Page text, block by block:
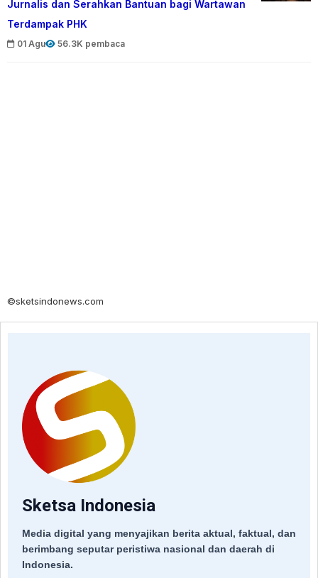
Jurnalis dan Serahkan Bantuan bagi Wartawan
Terdampak PHK
01 Agu 56.3K pembaca
©sketsindonews.com
Sketsa Indonesia
Media digital yang menyajikan berita aktual, faktual, dan
berimbang seputar peristiwa nasional dan daerah di
Indonesia.